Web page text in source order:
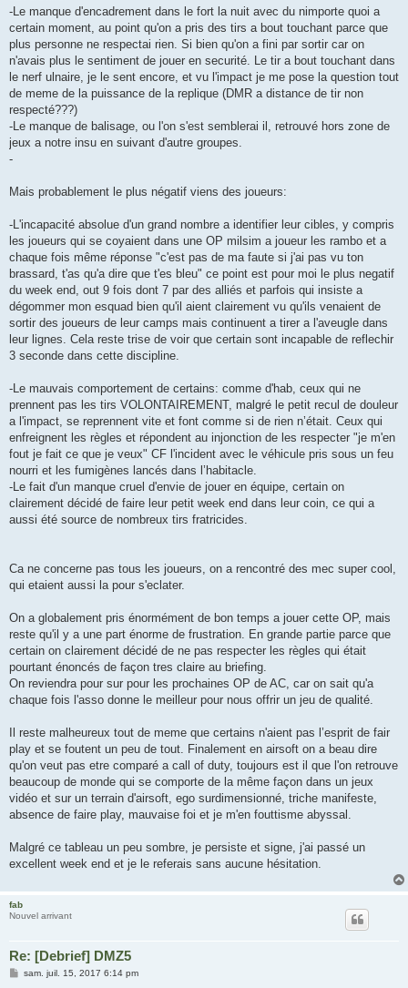
-Le manque d'encadrement dans le fort la nuit avec du nimporte quoi a
certain moment, au point qu'on a pris des tirs a bout touchant parce que
plus personne ne respectai rien. Si bien qu'on a fini par sortir car on
n'avais plus le sentiment de jouer en securité. Le tir a bout touchant dans
le nerf ulnaire, je le sent encore, et vu l'impact je me pose la question tout
de meme de la puissance de la replique (DMR a distance de tir non
respecté???)
-Le manque de balisage, ou l'on s'est semblerai il, retrouvé hors zone de
jeux a notre insu en suivant d'autre groupes.
-
Mais probablement le plus négatif viens des joueurs:
-L'incapacité absolue d'un grand nombre a identifier leur cibles, y compris
les joueurs qui se coyaient dans une OP milsim a joueur les rambo et a
chaque fois même réponse "c'est pas de ma faute si j'ai pas vu ton
brassard, t'as qu'a dire que t'es bleu" ce point est pour moi le plus negatif
du week end, out 9 fois dont 7 par des alliés et parfois qui insiste a
dégommer mon esquad bien qu'il aient clairement vu qu'ils venaient de
sortir des joueurs de leur camps mais continuent a tirer a l'aveugle dans
leur lignes. Cela reste trise de voir que certain sont incapable de reflechir
3 seconde dans cette discipline.
-Le mauvais comportement de certains: comme d'hab, ceux qui ne
prennent pas les tirs VOLONTAIREMENT, malgré le petit recul de douleur
a l'impact, se reprennent vite et font comme si de rien n’était. Ceux qui
enfreignent les règles et répondent au injonction de les respecter "je m'en
fout je fait ce que je veux" CF l'incident avec le véhicule pris sous un feu
nourri et les fumigènes lancés dans l’habitacle.
-Le fait d'un manque cruel d'envie de jouer en équipe, certain on
clairement décidé de faire leur petit week end dans leur coin, ce qui a
aussi été source de nombreux tirs fratricides.
Ca ne concerne pas tous les joueurs, on a rencontré des mec super cool,
qui etaient aussi la pour s'eclater.
On a globalement pris énormément de bon temps a jouer cette OP, mais
reste qu'il y a une part énorme de frustration. En grande partie parce que
certain on clairement décidé de ne pas respecter les règles qui était
pourtant énoncés de façon tres claire au briefing.
On reviendra pour sur pour les prochaines OP de AC, car on sait qu'a
chaque fois l'asso donne le meilleur pour nous offrir un jeu de qualité.
Il reste malheureux tout de meme que certains n'aient pas l’esprit de fair
play et se foutent un peu de tout. Finalement en airsoft on a beau dire
qu'on veut pas etre comparé a call of duty, toujours est il que l'on retrouve
beaucoup de monde qui se comporte de la même façon dans un jeux
vidéo et sur un terrain d'airsoft, ego surdimensionné, triche manifeste,
absence de faire play, mauvaise foi et je m'en fouttisme abyssal.
Malgré ce tableau un peu sombre, je persiste et signe, j'ai passé un
excellent week end et je le referais sans aucune hésitation.
fab
Nouvel arrivant
Re: [Debrief] DMZ5
Msam. juil. 15, 2017 6:14 pm